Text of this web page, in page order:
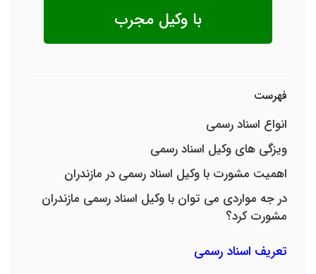
با وکیل مجرب
فهرست
انواع اسناد رسمی
ویزگی های وکیل اسناد رسمی
اهمیت مشورت با وکیل اسناد رسمی در مازندران
در جه مواردی می توان با وکیل اسناد رسمی مازندران
مشورت کرد؟
تعریف اسناد رسمی